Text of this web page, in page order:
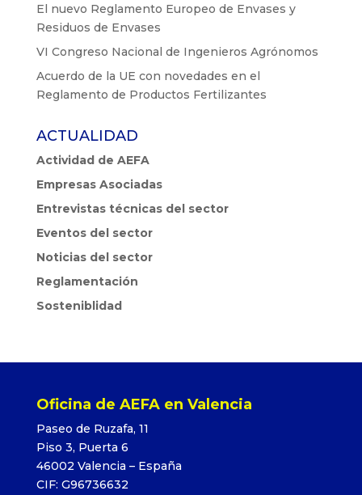
El nuevo Reglamento Europeo de Envases y
Residuos de Envases
VI Congreso Nacional de Ingenieros Agrónomos
Acuerdo de la UE con novedades en el
Reglamento de Productos Fertilizantes
ACTUALIDAD
Actividad de AEFA
Empresas Asociadas
Entrevistas técnicas del sector
Eventos del sector
Noticias del sector
Reglamentación
Sosteniblidad
Oficina de AEFA en Valencia
Paseo de Ruzafa, 11
Piso 3, Puerta 6
46002 Valencia – España
CIF: G96736632